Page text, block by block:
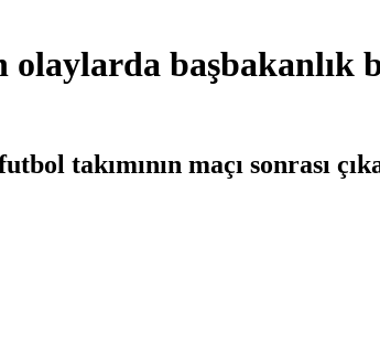
başbakanlık
takımının maçı sonrası